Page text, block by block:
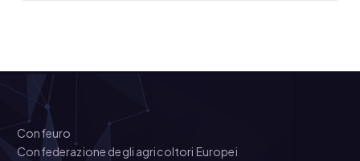
Confeuro
Confederazione degli agricoltori Europei